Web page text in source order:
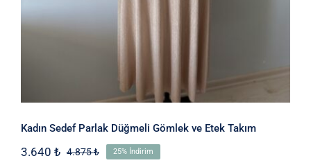
Kadın Sedef Parlak Düğmeli Gömlek ve Etek Takım
4.875₺Orijinal
3.640 ₺
Şu 25% İndirim